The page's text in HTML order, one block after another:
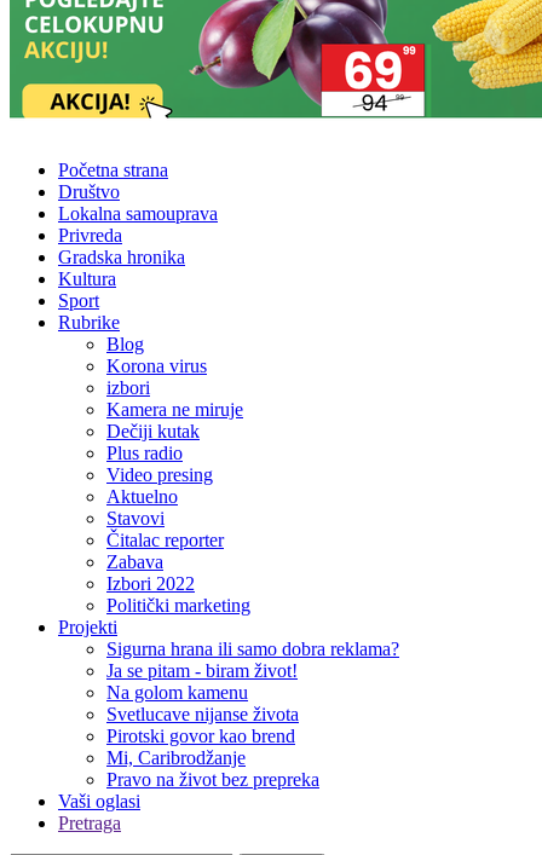
Početna strana
Društvo
Lokalna samouprava
Privreda
Gradska hronika
Kultura
Sport
Rubrike
Blog
Korona virus
izbori
Kamera ne miruje
Dečiji kutak
Plus radio
Video presing
Aktuelno
Stavovi
Čitalac reporter
Zabava
Izbori 2022
Politički marketing
Projekti
Sigurna hrana ili samo dobra reklama?
Ja se pitam - biram život!
Na golom kamenu
Svetlucave nijanse života
Pirotski govor kao brend
Mi, Caribrodžanje
Pravo na život bez prepreka
Vaši oglasi
Pretraga